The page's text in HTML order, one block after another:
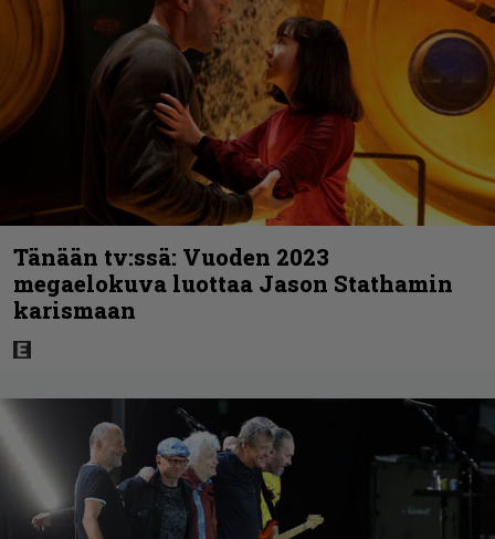
Tänään tv:ssä: Vuoden 2023
megaelokuva luottaa Jason Stathamin
karismaan